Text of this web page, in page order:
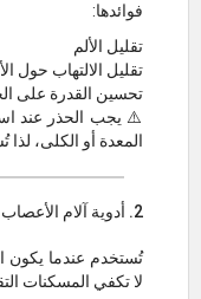
فوائدها:
تقليل الألم
تقليل الالتهاب حول
تحسين القدرة على
⚠️ يجب الحذر عند
المعدة أو الكلى،
2. أدوية آلام الأعصاب (Neuropathic Pain Medications)
تُستخدم عندما يكون
لا تكفي المسكنات